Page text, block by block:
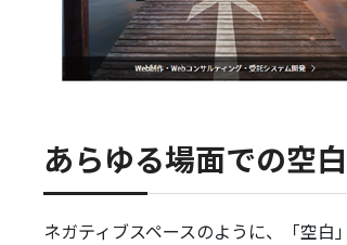
あらゆる場面での空
ネガティブスペースのように、「空白